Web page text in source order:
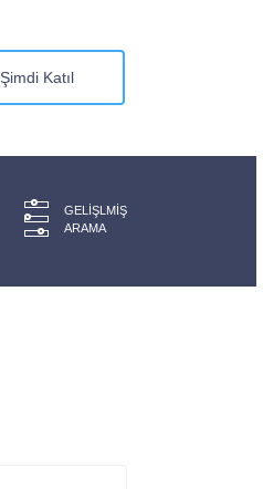
Şimdi Katıl
GELIŞLMIŞ
ARAMA